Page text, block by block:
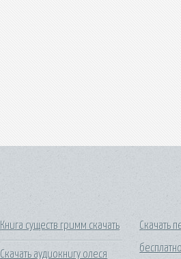
Книга существ гримм скачать
Скачать аудиокнигу олеся
Скачать